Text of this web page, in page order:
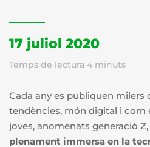
17 juliol 2020
Temps de lectura 4 minuts
Cada any es publiquen milers
tendències, món digital i com
joves, anomenats generació
plenament immersa en la